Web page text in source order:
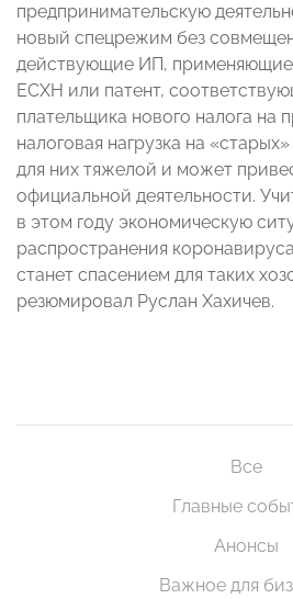
предпринимательскую
новый спецрежим без
действующие ИП,
ЕСХН или патент,
плательщика нового налога на
налоговая нагрузка на
для них тяжелой и может
официальной деятельности.
в этом году экономическую
распространения
станет спасением для таких
резюмировал Руслан Хахичев.
Все
Главные
Анонсы
Важное для